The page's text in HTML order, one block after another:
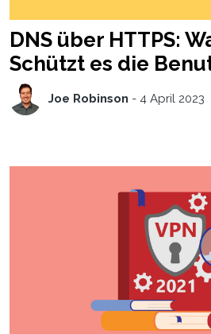
DNS über HTTPS:
Schützt es die
Joe Robinson - 4 April 2023